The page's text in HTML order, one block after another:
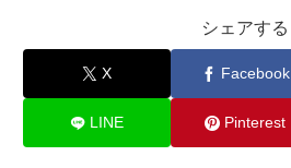
シェアする
X Facebook
LINE Pinterest